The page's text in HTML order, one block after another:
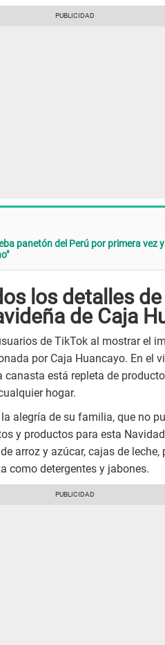
panetón del Perú por primera vez
los detalles
de Caja
de TikTok al mostrar el
por Caja Huancayo. En el
está repleta de
hogar.
alegría de su familia, que no
y productos para esta
arroz y azúcar, cajas de
como detergentes y jabones.